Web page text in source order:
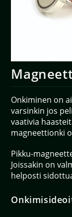
Onkiminen on
varsinkin jos
vaativia
magneettionki
Pikku-
Joissakin on
helposti